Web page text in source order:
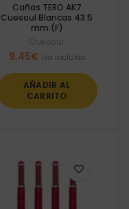
Cañas TERO AK7
Cuesoul Blancas 43.5
mm (F)
Cuesoul
9,45€ Iva incluido
AÑADIR AL
CARRITO